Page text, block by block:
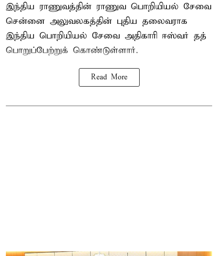
இந்திய ராணுவத்தின் ராணுவ பொறியியல் சேவை
சென்னை அலுவலகத்தின் புதிய தலைவராக
இந்திய பொறியியல் சேவை அதிகாரி ஈஸ்வர் தத்
பொறுப்பேற்றுக் கொண்டுள்ளார்.
Read More